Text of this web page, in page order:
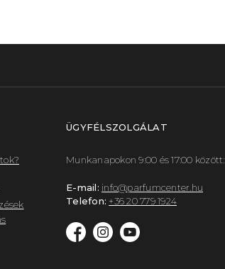
ÜGYFÉLSZOLGÁLAT
Munkanapokon 9:00 és 17:00 között:
E-mail: info@parfumcenter.hu
Telefon: +36 20 779 1924